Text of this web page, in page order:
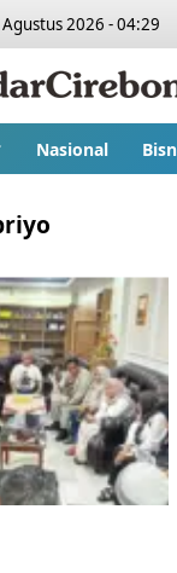
2026 - 04:29
Nasional